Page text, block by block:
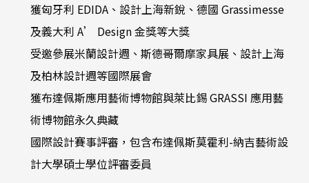
獲匈牙利 EDIDA、設計上海新銳、德國 Grassimesse
及義大利 A’ Design 金獎等大獎
受邀參展米蘭設計週、斯德哥爾摩家具展、設計上海
及柏林設計週等國際展會
獲布達佩斯應用藝術博物館與萊比錫 GRASSI 應用藝
術博物館永久典藏
國際設計賽事評審，包含布達佩斯莫霍利-納吉藝術設
計大學碩士學位評審委員